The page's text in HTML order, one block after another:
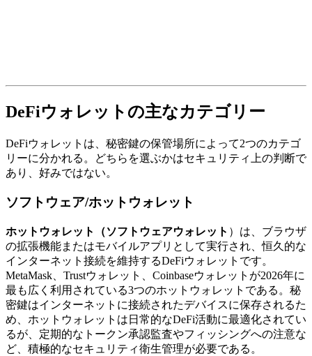
DeFiウォレットの主なカテゴリー
DeFiウォレットは、秘密鍵の保管場所によって2つのカテゴ
リーに分かれる。どちらを選ぶかはセキュリティ上の判断で
あり、好みではない。
ソフトウェア/ホットウォレット
ホットウォレット（ソフトウェアウォレット ）は、ブラウザ
の拡張機能またはモバイルアプリとして実行され、恒久的な
インターネット接続を維持するDeFiウォレットです。
MetaMask、Trustウォレット、Coinbaseウォレットが2026年に
最も広く利用されている3つのホットウォレットである。秘
密鍵はインターネットに接続されたデバイスに保存されるた
め、ホットウォレットは日常的なDeFi活動に最適化されてい
るが、定期的なトークン承認監査やフィッシングへの注意な
ど、積極的なセキュリティ衛生管理が必要である。